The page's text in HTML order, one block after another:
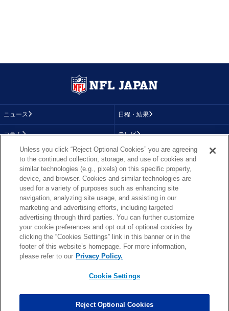
ニュース 日程・結果
コラム テレビ
画像
順位表
About NFL
More NFL 特集
TOP お問い合わせ FAQ
PHOTO BY AP Images / PHOTO BY Getty Images
Unless you click “Reject Optional Cookies” you are agreeing
to the continued collection, storage, and use of cookies and
similar technologies (e.g., pixels) on this specific property,
device, and browser. Cookies and similar technologies are
used for a variety of purposes such as enhancing site
navigation, analyzing site usage, and assisting in our
marketing and advertising efforts, including targeted
advertising through third parties. You can further customize
your cookie preferences and opt out of optional cookies by
clicking the “Cookies Settings” link in this banner or in the
footer of this website’s homepage. For more information,
please refer to our Privacy Policy.
Cookie Settings
Reject Optional Cookies